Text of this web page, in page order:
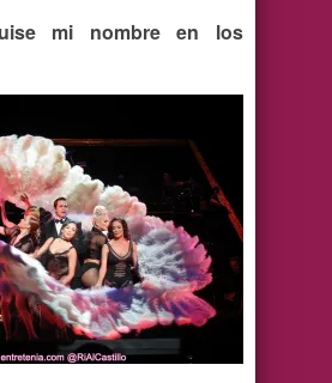
mi nombre en los